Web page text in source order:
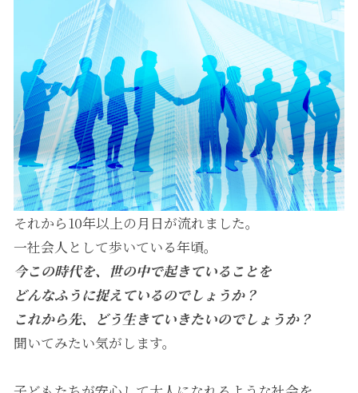
それから10年以上の月日が流れました。
一社会人として歩いている年頃。
今この時代を、世の中で起きていることを
どんなふうに捉えているのでしょうか？
これから先、どう生きていきたいのでしょうか？
聞いてみたい気がします。